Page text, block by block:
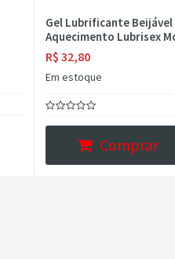
Gel Lubrificante Beijável
Aquecimento Lubrisex
R$ 32,80
Em estoque
Comprar